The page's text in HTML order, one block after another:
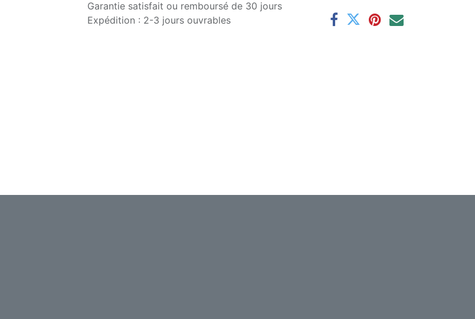
Garantie satisfait ou remboursé de 30 jours
Expédition : 2-3 jours ouvrables